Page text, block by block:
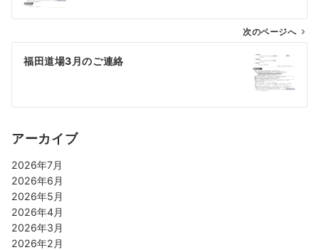
次のページへ
福田道場3月のご連絡
アーカイブ
2026年7月
2026年6月
2026年5月
2026年4月
2026年3月
2026年2月